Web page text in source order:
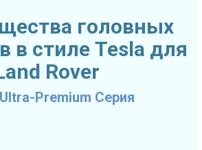
головных
в стиле Tesla для
Rover
Premium Серия